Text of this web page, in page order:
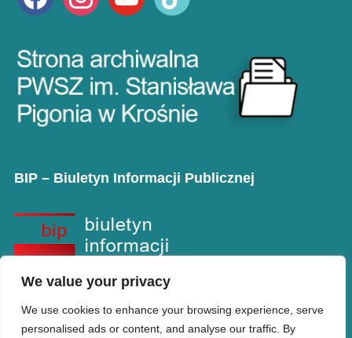
We value your privacy
We use cookies to enhance your browsing experience, serve
personalised ads or content, and analyse our traffic. By
BIP – Biuletyn Informacji Publicznej